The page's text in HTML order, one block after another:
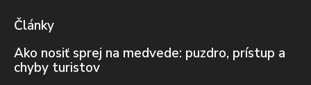
Články
Ako nosiť sprej na medvede: puzdro, prístup a
chyby turistov